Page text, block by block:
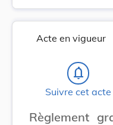
Acte en vigueur
notifications_none
Suivre cet acte
Règlement